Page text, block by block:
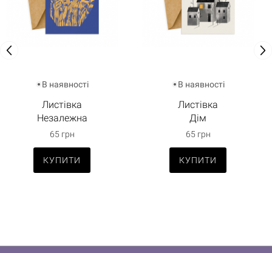
В наявності
Листівка
Незалежна
65 грн
КУПИТИ
В наявності
Листівка
Дім
65 грн
КУПИТИ